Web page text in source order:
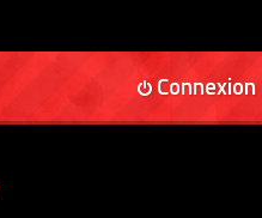
Connexion